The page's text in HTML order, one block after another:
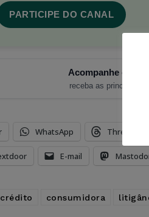
PARTICIPE DO CANAL
Acompanhe o
receba as principais
WhatsApp Threads
E-mail
consumidora